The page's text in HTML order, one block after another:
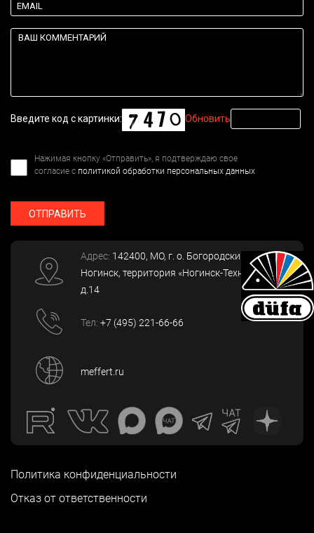
Введите код с картинки: Обновить
Нажимая кнопку «Отправить», я подтверждаю свое
согласие с политикой обработки персональных данных
ОТПРАВИТЬ
Адрес: 142400, МО, г. о. Богородский, г.
Ногинск, территория «Ногинск-Технопарк»,
д.14
Тел: +7 (495) 221-66-66
meffert.ru
Политика конфиденциальности
Отказ от ответственности